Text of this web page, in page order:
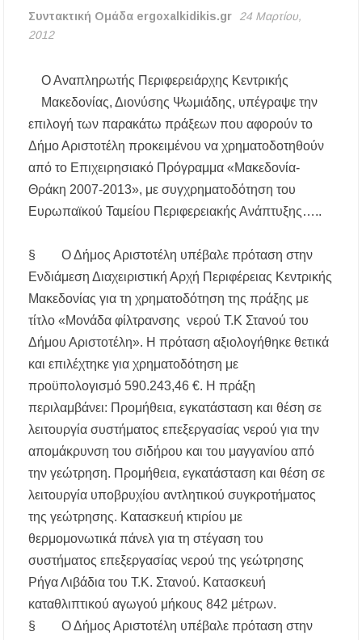
Κασσάνδρα
Χαλκιδική: Πρωταθλήτρια στις καταγγελίες
για παραλίες – Σφραγίσεις και πρόστιμα μετά
τους ελέγχους
Εγκρίθηκε η λειτουργία τμήματος της Σ.Α.Ε.Κ.
Μουδανιών στον Πολύγυρο– Δικαίωση της
διεκδίκησης του Δήμου Πολυγύρου
αλλάζει με τον νέο νόμο για ύδρευση και
αποχέτευση
Χαλκιδική: Νεκρός 69χρονος λουόμενος στην
Διακοπές ρεύματος σε περιοχές της Χαλκιδικής
– Πότε και πού θα σημειωθούν
Νέες χρηματοδοτήσεις από το Πράσινο Ταμείο
για δήμους της Κεντρικής Μακεδονίας
Με λαμπρότητα πραγματοποιήθηκε η
πανήγυρη του Παρεκκλησίου Μεταμορφώσεως
του Σωτήρος στην Παραλία Διονυσίου
Έρευνα απαντάει: Πόσο χρόνο κερδίζουμε
υπερβαίνοντας το όριο ταχύτητας;
Χαλκιδική: Άμεση η κατάσβεση πυρκαγιάς σε
χαμηλή βλάστηση στην περιοχή του Πόρτο
Συντακτική Ομάδα ergoxalkidikis.gr
24 Μαρτίου,
2012
Ο Αναπληρωτής Περιφερειάρχης Κεντρικής
Μακεδονίας, Διονύσης Ψωμιάδης, υπέγραψε την
επιλογή των παρακάτω πράξεων που αφορούν το
Δήμο Αριστοτέλη προκειμένου να χρηματοδοτηθούν
από το Επιχειρησιακό Πρόγραμμα «Μακεδονία-
Θράκη 2007-2013», με συγχρηματοδότηση του
Ευρωπαϊκού Ταμείου Περιφερειακής Ανάπτυξης…..
§ Ο Δήμος Αριστοτέλη υπέβαλε πρόταση στην
Ενδιάμεση Διαχειριστική Αρχή Περιφέρειας Κεντρικής
Μακεδονίας για τη χρηματοδότηση της πράξης με
τίτλο «Μονάδα φίλτρανσης νερού Τ.Κ Στανού του
Δήμου Αριστοτέλη». Η πρόταση αξιολογήθηκε θετικά
και επιλέχτηκε για χρηματοδότηση με
προϋπολογισμό 590.243,46 €. Η πράξη
περιλαμβάνει: Προμήθεια, εγκατάσταση και θέση σε
λειτουργία συστήματος επεξεργασίας νερού για την
απομάκρυνση του σιδήρου και του μαγγανίου από
την γεώτρηση. Προμήθεια, εγκατάσταση και θέση σε
λειτουργία υποβρυχίου αντλητικού συγκροτήματος
της γεώτρησης. Κατασκευή κτιρίου με
θερμομονωτικά πάνελ για τη στέγαση του
συστήματος επεξεργασίας νερού της γεώτρησης
Ρήγα Λιβάδια του Τ.Κ. Στανού. Κατασκευή
καταθλιπτικού αγωγού μήκους 842 μέτρων.
§ Ο Δήμος Αριστοτέλη υπέβαλε πρόταση στην